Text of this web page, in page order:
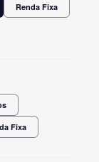
Renda Fixa
Fixa